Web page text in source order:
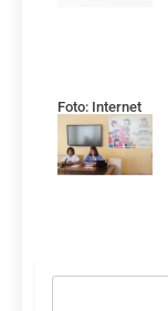
Foto: Internet